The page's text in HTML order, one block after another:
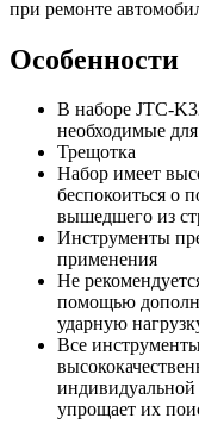
при ремонте
Особенности
В наборе JTC-
необходимые
Трещотка
Набор имеет
беспокоиться о
вышедшего из
Инструменты
применения
Не
помощью
ударную
Все
индивидуальной
упрощает их